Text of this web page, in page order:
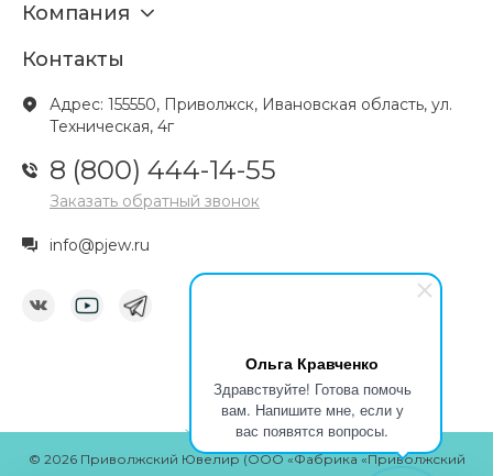
Ольга Кравченко
Здравствуйте! Готова помочь
вам. Напишите мне, если у
вас появятся вопросы.
Компания
Контакты
Адрес: 155550, Приволжск, Ивановская область, ул.
Техническая, 4г
8 (800) 444-14-55
Заказать обратный звонок
info@pjew.ru
© 2026 Приволжский Ювелир (ООО «Фабрика «Приволжский